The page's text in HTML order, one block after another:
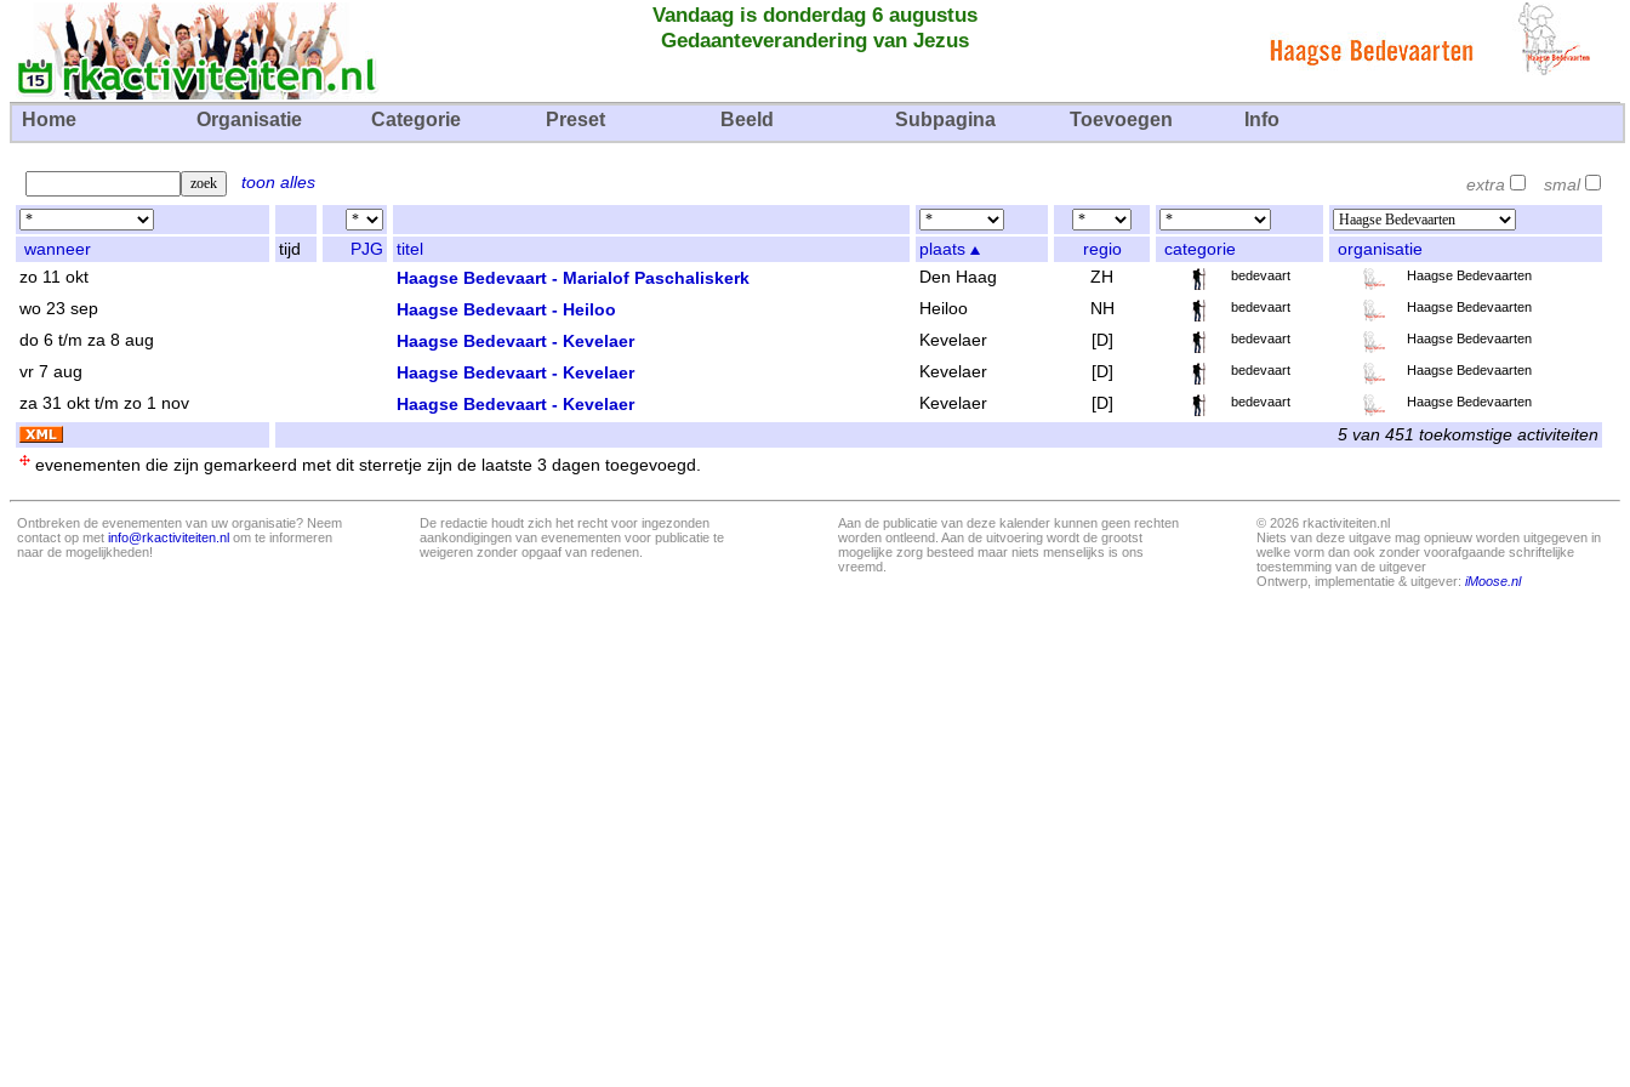
Vandaag is donderdag 6 augustus
Gedaanteverandering van Jezus
Home Organisatie Categorie Preset Beeld Subpagina Toevoegen Info
toon alles extra smal
wanneer tijd PJG titel plaats regio categorie
organisatie
zo 11 okt
Haagse Bedevaart - Marialof Paschaliskerk Den Haag ZH bedevaart Haagse Bedevaarten
wo 23 sep Haagse Bedevaart - Heiloo Heiloo NH bedevaart Haagse Bedevaarten
do 6 t/m za 8 aug Haagse Bedevaart - Kevelaer Kevelaer [D] bedevaart Haagse Bedevaarten
vr 7 aug Haagse Bedevaart - Kevelaer Kevelaer [D] bedevaart Haagse Bedevaarten
za 31 okt t/m zo 1 nov Haagse Bedevaart - Kevelaer Kevelaer [D] bedevaart Haagse Bedevaarten
5 van 451 toekomstige activiteiten
evenementen die zijn gemarkeerd met dit sterretje zijn de laatste 3 dagen toegevoegd.
Ontbreken de evenementen van uw organisatie? Neem
contact op met info@rkactiviteiten.nl om te informeren
naar de mogelijkheden!
De redactie houdt zich het recht voor ingezonden
aankondigingen van evenementen voor publicatie te
weigeren zonder opgaaf van redenen.
Aan de publicatie van deze kalender kunnen geen rechten
worden ontleend. Aan de uitvoering wordt de grootst
mogelijke zorg besteed maar niets menselijks is ons
vreemd.
© 2026 rkactiviteiten.nl
Niets van deze uitgave mag opnieuw worden uitgegeven in
welke vorm dan ook zonder voorafgaande schriftelijke
toestemming van de uitgever
Ontwerp, implementatie & uitgever: iMoose.nl